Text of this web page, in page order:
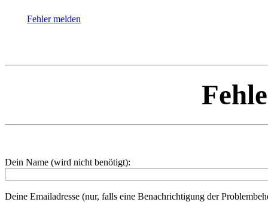
Fehler melden
Dein Name (wird nicht benötigt):
Deine Emailadresse (nur, falls eine Benachrichtigung der